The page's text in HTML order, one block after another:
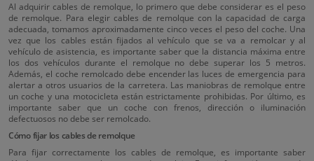
Al adquirir cables de remolque, lo primero que debe considerar es el peso
de remolque. Para elegir cables de remolque con la capacidad de carga
adecuada, tomamos aproximadamente cinco veces el peso del coche. Una
vez que los cables están fijados al vehículo que se va a remolcar y al
vehículo de asistencia, es importante saber que la distancia máxima entre
los dos vehículos durante el remolque no debe superar los 5 metros.
Además, el coche remolcado debe encender las luces de emergencia para
alertar a otros usuarios de la carretera. Las maniobras de remolque entre
un coche y una motocicleta están estrictamente prohibidas. Por último, es
importante saber que un coche con frenos, dirección o iluminación
defectuosos no debe ser remolcado.
Cómo fijar los cables de remolque
Para fijar correctamente los cables de remolque, es importante saber